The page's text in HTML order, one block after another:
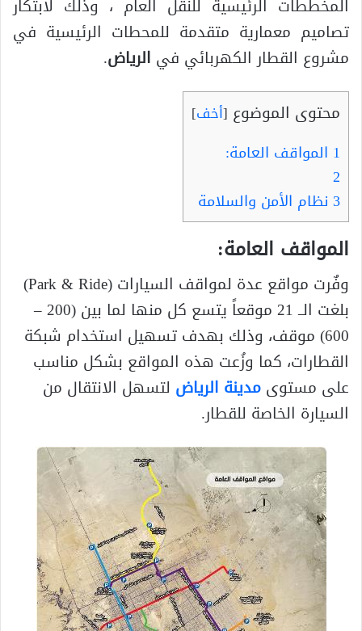
المخططات الرئيسية للنقل العام ، وذلك لابتكار
تصاميم معمارية متقدمة للمحطات الرئيسية في
مشروع القطار الكهربائي في الرياض.
محتوى الموضوع [أخف]
1 المواقف العامة:
2
3 نظام الأمن والسلامة
المواقف العامة:
وفٌرت مواقع عدة لمواقف السيارات (Park & Ride)
بلغت الــ 21 موقعاً يتسع كل منها لما بين (200 –
600) موقف، وذلك بهدف تسهيل استخدام شبكة
القطارات، كما وزُعت هذه المواقع بشكل مناسب
على مستوىمدينة الرياض لتسهل الانتقال من
السيارة الخاصة للقطار.